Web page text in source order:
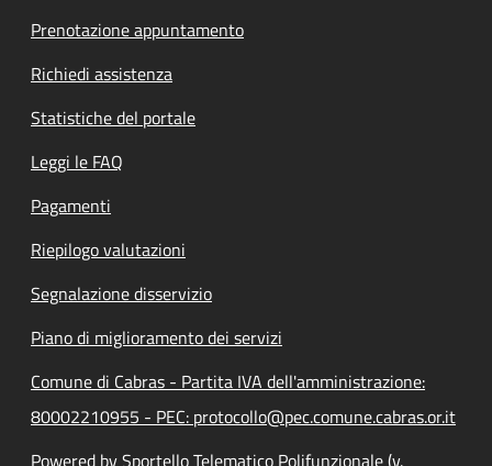
Prenotazione appuntamento
Richiedi assistenza
Statistiche del portale
Leggi le FAQ
Pagamenti
Riepilogo valutazioni
Segnalazione disservizio
Piano di miglioramento dei servizi
Comune di Cabras - Partita IVA dell'amministrazione:
80002210955 - PEC: protocollo@pec.comune.cabras.or.it
Powered by Sportello Telematico Polifunzionale (v.